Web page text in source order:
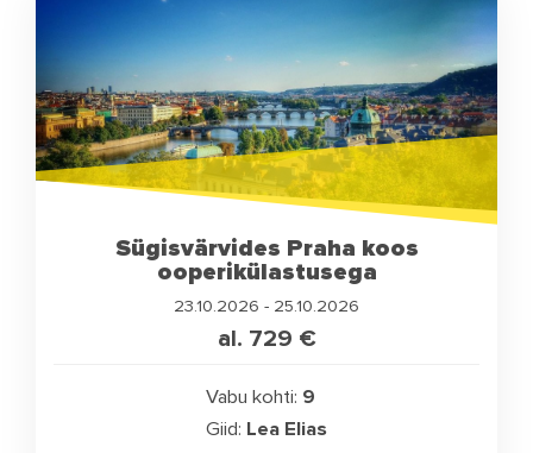
Sügisvärvides Praha koos
ooperikülastusega
23.10.2026 - 25.10.2026
al. 729 €
Vabu kohti: 9
Giid: Lea Elias